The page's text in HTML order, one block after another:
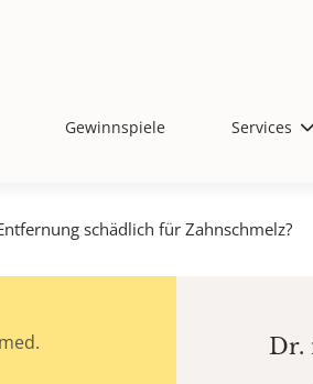
Gewinnspiele Services
schädlich für Zahnschmelz?
Dr.